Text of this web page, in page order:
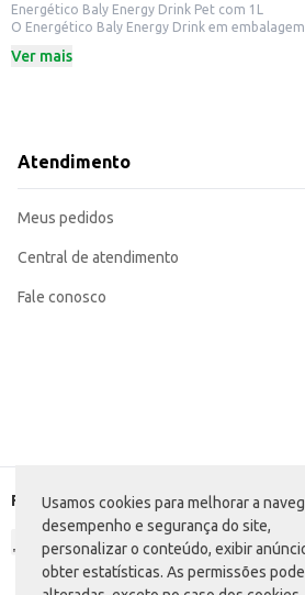
Usamos cookies para melhorar a
desempenho e segurança do site,
personalizar o conteúdo, exibir
obter estatísticas. As permissões
Energético Baly Energy Drink Pet com 1L
O Energético Baly Energy Drink em embalagem PET com 1L é uma opção prática e
Dicas de uso:
O Energético Baly Energy Drink em embalagem
de 1 litro proporciona um volume ideal para
Marca: Baly
Categoria: Energético
EAN: 7898080660565
Ver mais
Atendimento
Meus pedidos
Central de atendimento
Fale conosco
Formas de pagamento